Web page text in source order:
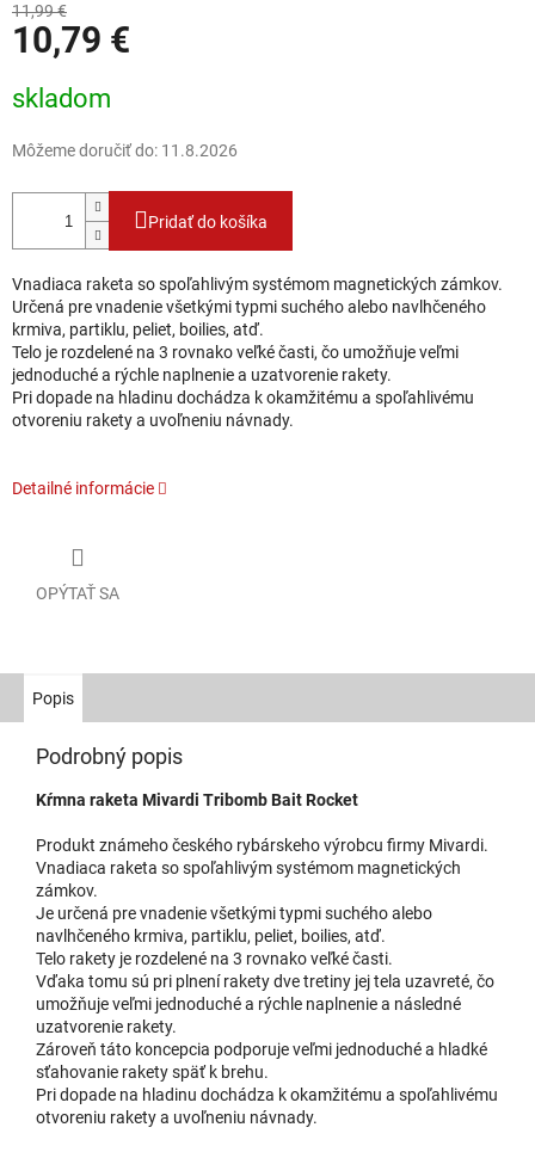
11,99 €
10,79 €
skladom
Môžeme doručiť do: 11.8.2026
Pridať do košíka
Vnadiaca raketa so spoľahlivým systémom magnetických zámkov.
Určená pre vnadenie všetkými typmi suchého alebo navlhčeného
krmiva, partiklu, peliet, boilies, atď.
Telo je rozdelené na 3 rovnako veľké časti, čo umožňuje veľmi
jednoduché a rýchle naplnenie a uzatvorenie rakety.
Pri dopade na hladinu dochádza k okamžitému a spoľahlivému
otvoreniu rakety a uvoľneniu návnady.
Detailné informácie
OPÝTAŤ SA
Popis
Podrobný popis
Kŕmna raketa Mivardi Tribomb Bait Rocket
Produkt známeho českého rybárskeho výrobcu firmy Mivardi.
Vnadiaca raketa so spoľahlivým systémom magnetických
zámkov.
Je určená pre vnadenie všetkými typmi suchého alebo
navlhčeného krmiva, partiklu, peliet, boilies, atď.
Telo rakety je rozdelené na 3 rovnako veľké časti.
Vďaka tomu sú pri plnení rakety dve tretiny jej tela uzavreté, čo
umožňuje veľmi jednoduché a rýchle naplnenie a následné
uzatvorenie rakety.
Zároveň táto koncepcia podporuje veľmi jednoduché a hladké
sťahovanie rakety späť k brehu.
Pri dopade na hladinu dochádza k okamžitému a spoľahlivému
otvoreniu rakety a uvoľneniu návnady.